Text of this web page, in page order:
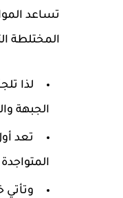
تساعد
المختلطة
لذا
الجبهة
تعد